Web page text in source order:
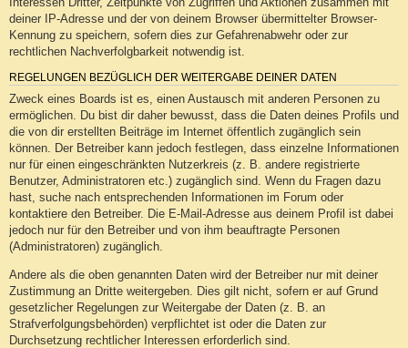
deiner IP-Adresse und der von deinem Browser übermittelter Browser-
Kennung zu speichern, sofern dies zur Gefahrenabwehr oder zur
rechtlichen Nachverfolgbarkeit notwendig ist.
REGELUNGEN BEZÜGLICH DER WEITERGABE DEINER DATEN
Zweck eines Boards ist es, einen Austausch mit anderen Personen zu
ermöglichen. Du bist dir daher bewusst, dass die Daten deines Profils und
die von dir erstellten Beiträge im Internet öffentlich zugänglich sein
können. Der Betreiber kann jedoch festlegen, dass einzelne Informationen
nur für einen eingeschränkten Nutzerkreis (z. B. andere registrierte
Benutzer, Administratoren etc.) zugänglich sind. Wenn du Fragen dazu
hast, suche nach entsprechenden Informationen im Forum oder
kontaktiere den Betreiber. Die E-Mail-Adresse aus deinem Profil ist dabei
jedoch nur für den Betreiber und von ihm beauftragte Personen
(Administratoren) zugänglich.
Andere als die oben genannten Daten wird der Betreiber nur mit deiner
Zustimmung an Dritte weitergeben. Dies gilt nicht, sofern er auf Grund
gesetzlicher Regelungen zur Weitergabe der Daten (z. B. an
Strafverfolgungsbehörden) verpflichtet ist oder die Daten zur
Durchsetzung rechtlicher Interessen erforderlich sind.